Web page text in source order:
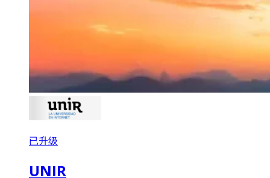
已升级
UNIR